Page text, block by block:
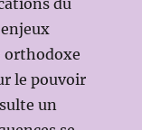
du
orthodoxe
le pouvoir
un